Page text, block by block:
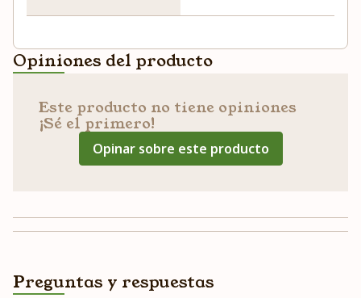
Opiniones del producto
Este producto no tiene opiniones
¡Sé el primero!
Opinar sobre este producto
Preguntas y respuestas